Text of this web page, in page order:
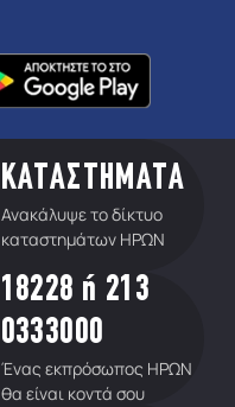
ΚΑΤΑΣΤΗΜΑΤΑ
Ανακάλυψε το δίκτυο
καταστημάτων ΗΡΩΝ
18228 ή 213
0333000
Ένας εκπρόσωπος ΗΡΩΝ
θα είναι κοντά σου